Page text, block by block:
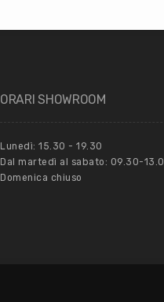
ORARI SHOWROOM
Lunedì: 15.30 - 19.30
Dal martedì al sabato: 09.30-
Domenica chiuso